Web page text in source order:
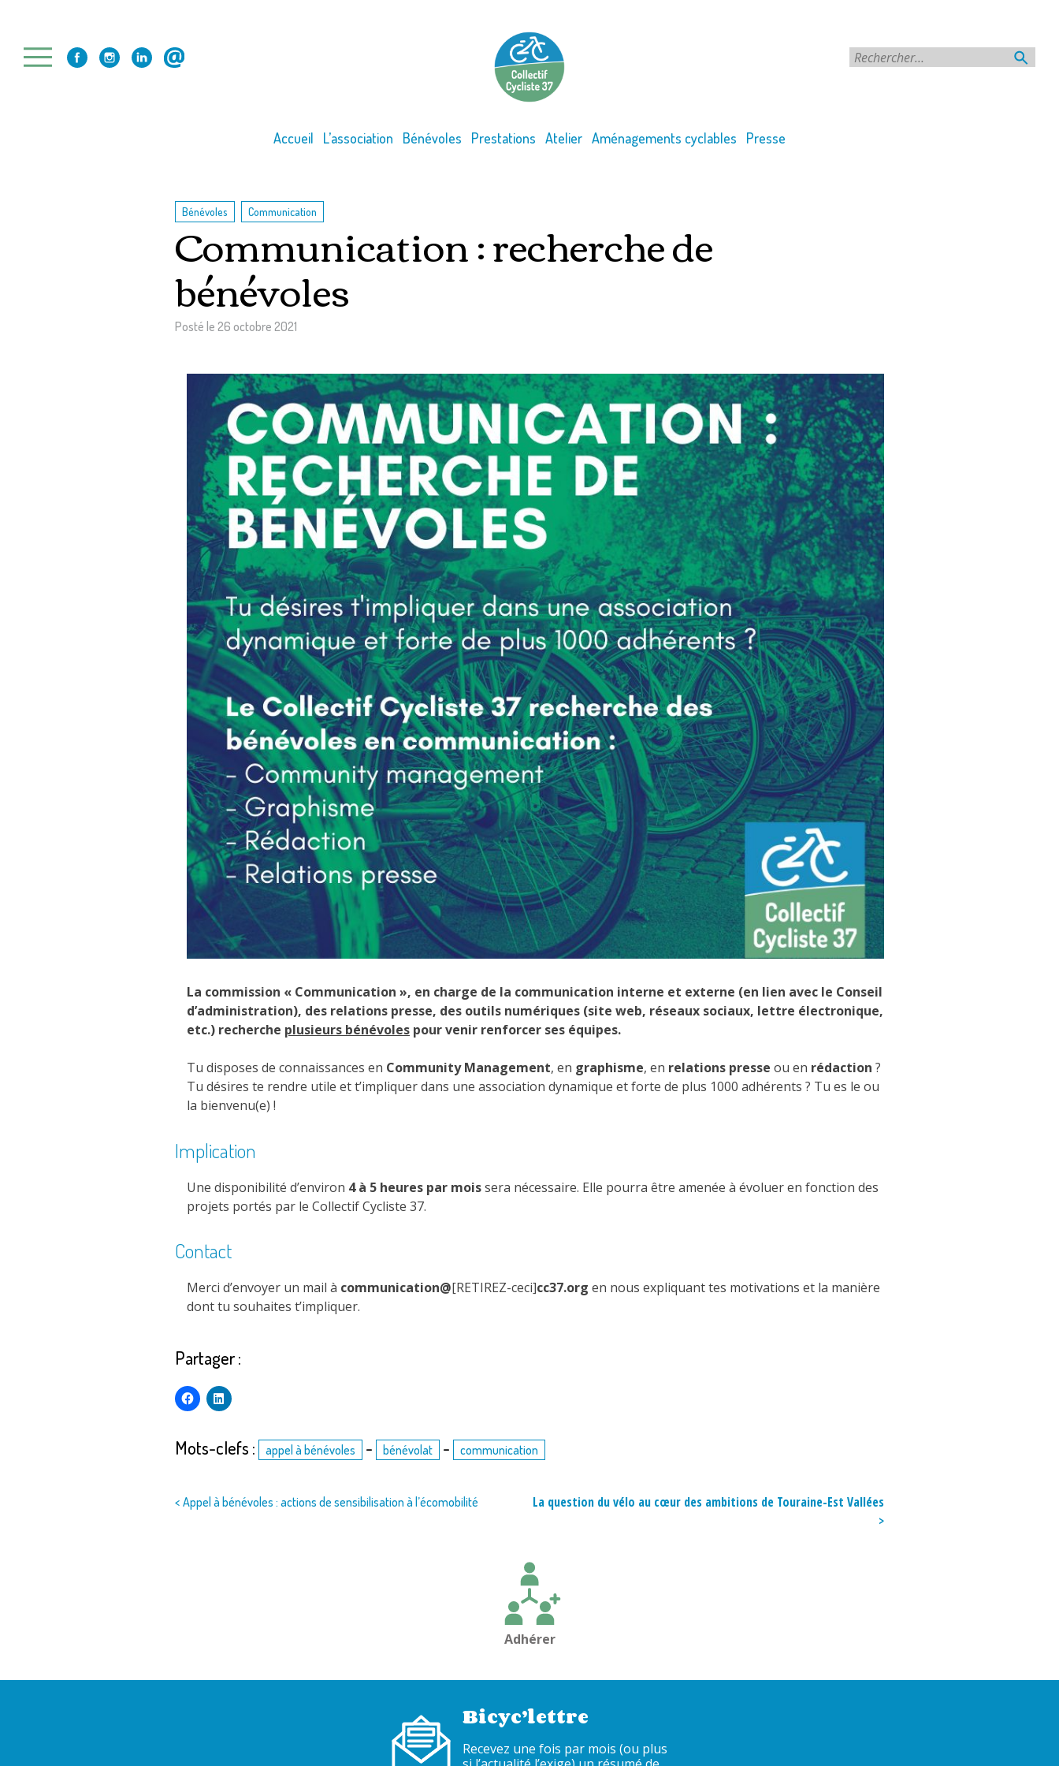
content
Accueil L’association Bénévoles Prestations Atelier Aménagements cyclables Presse
Bénévoles Communication
Communication : recherche de
bénévoles
Posté le 26 octobre 2021
La commission « Communication », en charge de la communication interne et externe (en lien avec le Conseil
d’administration), des relations presse, des outils numériques (site web, réseaux sociaux, lettre électronique,
etc.) recherche plusieurs bénévoles pour venir renforcer ses équipes.
Tu disposes de connaissances en Community Management, en graphisme, en relations presse ou en rédaction ?
Tu désires te rendre utile et t’impliquer dans une association dynamique et forte de plus 1000 adhérents ? Tu es le ou
la bienvenu(e) !
Implication
Une disponibilité d’environ 4 à 5 heures par moissera nécessaire. Elle pourra être amenée à évoluer en fonction des
projets portés par le Collectif Cycliste 37.
Contact
Merci d’envoyer un mail à communication@[RETIREZ-ceci]cc37.org en nous expliquant tes motivations et la manière
dont tu souhaites t’impliquer.
Partager :
Mots-clefs : appel à bénévoles - bénévolat - communication
Navigation
< Appel à bénévoles : actions de sensibilisation à l’écomobilité
La question du vélo au cœur des ambitions de Touraine-Est Vallées
>
Adhérer
Bicyc’lettre
Recevez une fois par mois (ou plus